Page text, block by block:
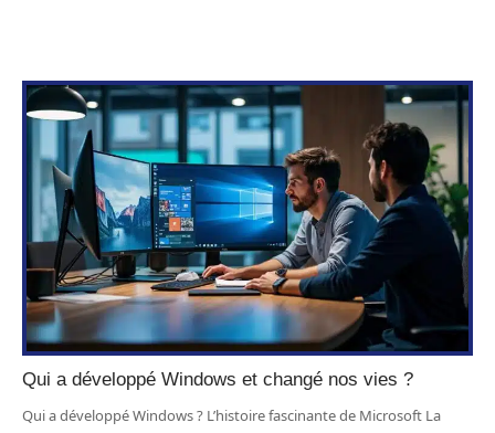
Qui a développé Windows et changé nos vies ?
Qui a développé Windows ? L’histoire fascinante de Microsoft La